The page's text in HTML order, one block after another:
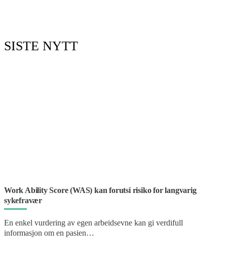
SISTE NYTT
Work Ability Score (WAS) kan forutsi risiko for langvarig
sykefravær
En enkel vurdering av egen arbeidsevne kan gi verdifull
informasjon om en pasien…